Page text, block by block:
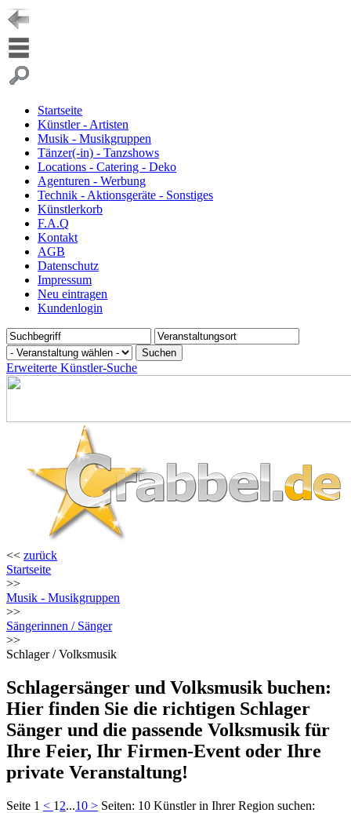
Startseite
Künstler - Artisten
Musik - Musikgruppen
Tänzer(-in) - Tanzshows
Locations - Catering - Deko
Agenturen - Werbung
Technik - Aktionsgeräte - Sonstiges
Künstlerkorb
F.A.Q
Kontakt
AGB
Datenschutz
Impressum
Neu eintragen
Kundenlogin
Erweiterte Künstler-Suche
<< zurück
Startseite
>>
Musik - Musikgruppen
>>
Sängerinnen / Sänger
>>
Schlager / Volksmusik
Schlagersänger und Volksmusik buchen:
Hier finden Sie die richtigen Schlager
Sänger und die passende Volksmusik für
Ihre Feier, Ihr Firmen-Event oder Ihre
private Veranstaltung!
Seite 1 < 1 2...10 > Seiten: 10 Künstler in Ihrer Region suchen: